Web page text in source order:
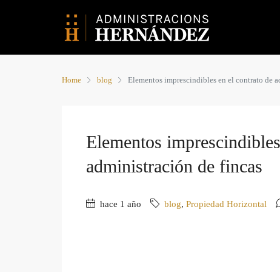
Home blog Elementos imprescindibles en el contrato de
Elementos
administración de fincas
hace 1 año blog, Propiedad Horizontal